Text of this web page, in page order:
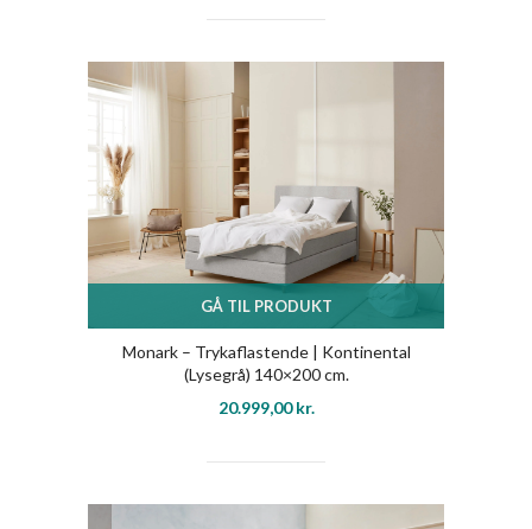
GÅ TIL PRODUKT
Monark – Trykaflastende | Kontinental
(Lysegrå) 140×200 cm.
20.999,00kr.